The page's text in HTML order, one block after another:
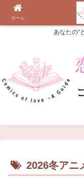
あなたの“
2026冬アニ
ホーム